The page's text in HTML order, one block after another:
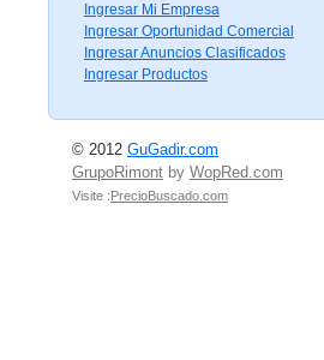
Ingresar Mi Empresa
Ingresar Oportunidad Comercial
Ingresar Anuncios Clasificados
Ingresar Productos
© 2012 GuGadir.com
GrupoRimont by WopRed.com
Visite :PrecioBuscado.com